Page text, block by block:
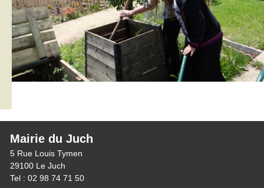
Mairie du Juch
5 Rue Louis Tymen
29100 Le Juch
Tel : 02 98 74 71 50